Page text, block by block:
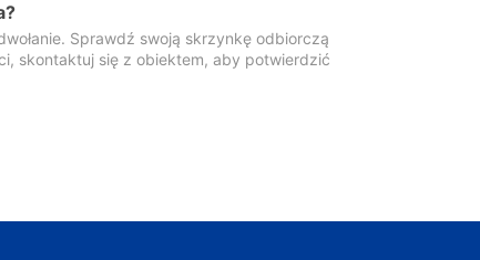
Sprawdź swoją skrzynkę odbiorczą
skontaktuj się z obiektem, aby potwierdzić